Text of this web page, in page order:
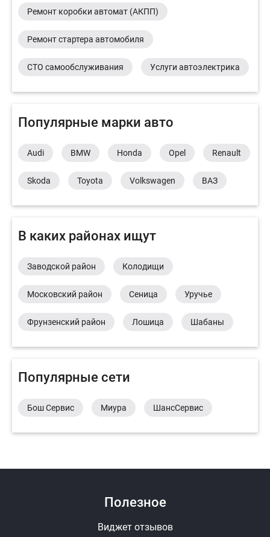
Ремонт коробки автомат (АКПП)
Ремонт стартера автомобиля
СТО самообслуживания Услуги автоэлектрика
Популярные марки авто
Audi BMW Honda Opel Renault
Skoda Toyota Volkswagen ВАЗ
В каких районах ищут
Заводской район Колодищи
Московский район Сеница Уручье
Фрунзенский район Лошица Шабаны
Популярные сети
Бош Сервис Миура ШансСервис
Полезное
Виджет отзывов